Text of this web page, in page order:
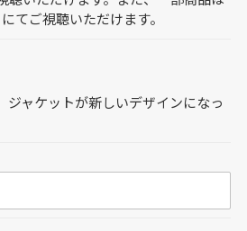
にてご視聴いただけます。
ジャケットが新しいデザインになっ